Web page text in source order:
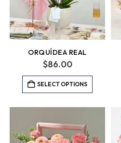
ORQUÍDEA REAL
$86.00
SELECT OPTIONS